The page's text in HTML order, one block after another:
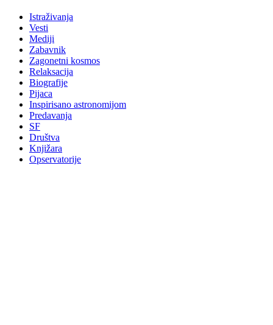
Istraživanja
Vesti
Mediji
Zabavnik
Zagonetni kosmos
Relaksacija
Biografije
Pijaca
Inspirisano astronomijom
Predavanja
SF
Društva
Knjižara
Opservatorije